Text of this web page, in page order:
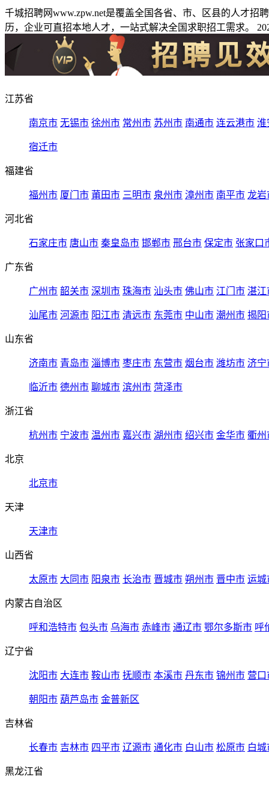
千城招聘网www.zpw.net是覆盖全国各省、市、区县的人才
历，企业可直招本地人才，一站式解决全国求职招工需求。
江苏省
南京市 无锡市 徐州市 常州市 苏州市 南通市 连云港市 淮
宿迁市
福建省
福州市 厦门市 莆田市 三明市 泉州市 漳州市 南平市 龙岩
河北省
石家庄市 唐山市 秦皇岛市 邯郸市 邢台市 保定市 张家口
广东省
广州市 韶关市 深圳市 珠海市 汕头市 佛山市 江门市 湛江
汕尾市 河源市 阳江市 清远市 东莞市 中山市 潮州市 揭阳
山东省
济南市 青岛市 淄博市 枣庄市 东营市 烟台市 潍坊市 济宁
临沂市 德州市 聊城市 滨州市 菏泽市
浙江省
杭州市 宁波市 温州市 嘉兴市 湖州市 绍兴市 金华市 衢州
北京
北京市
天津
天津市
山西省
太原市 大同市 阳泉市 长治市 晋城市 朔州市 晋中市 运城
内蒙古自治区
呼和浩特市 包头市 乌海市 赤峰市 通辽市 鄂尔多斯市 呼
辽宁省
沈阳市 大连市 鞍山市 抚顺市 本溪市 丹东市 锦州市 营口
朝阳市 葫芦岛市 金普新区
吉林省
长春市 吉林市 四平市 辽源市 通化市 白山市 松原市 白城
黑龙江省